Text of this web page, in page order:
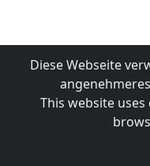
Diese Webseite
This website